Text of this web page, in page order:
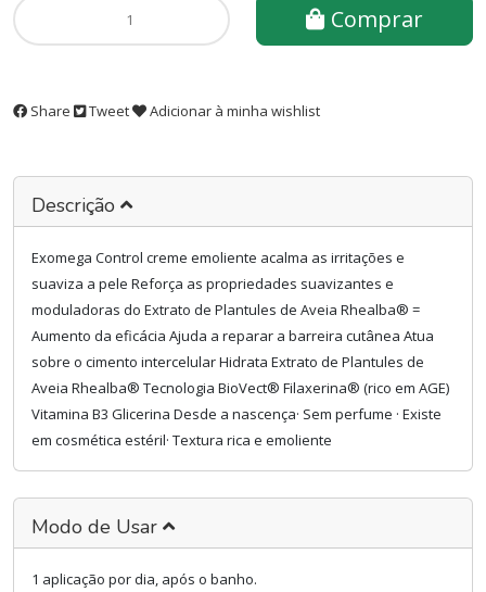
Comprar
Share Tweet Adicionar à minha wishlist
Descrição
Exomega Control creme emoliente acalma as irritações e
suaviza a pele Reforça as propriedades suavizantes e
moduladoras do Extrato de Plantules de Aveia Rhealba® =
Aumento da eficácia Ajuda a reparar a barreira cutânea Atua
sobre o cimento intercelular Hidrata Extrato de Plantules de
Aveia Rhealba® Tecnologia BioVect® Filaxerina® (rico em AGE)
Vitamina B3 Glicerina Desde a nascença· Sem perfume · Existe
em cosmética estéril· Textura rica e emoliente
Modo de Usar
1 aplicação por dia, após o banho.